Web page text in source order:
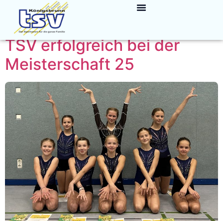
Kategorie: Turnen
TSV erfolgreich bei der
Meisterschaft 25